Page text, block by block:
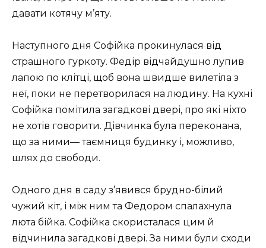
давати котячу м’яту.
Наступного дня Софійка прокинулася від
страшного гуркоту. Федір відчайдушно лупив
лапою по клітці, щоб вона швидше вилетіла з
неї, поки не перетворилася на людину. На кухні
Софійка помітила загадкові двері, про які ніхто
не хотів говорити. Дівчинка була переконана,
що за ними— таємниця будинку і, можливо,
шлях до свободи.
Одного дня в саду з’явився брудно-білий
чужий кіт, і між ним та Федором спалахнула
люта бійка. Софійка скористалася цим й
відчинила загадкові двері. За ними були сходи